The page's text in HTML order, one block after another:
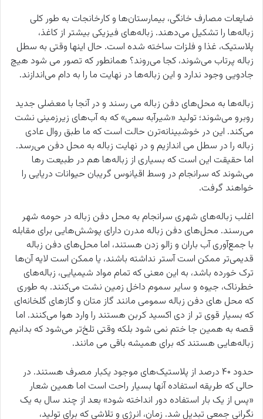
ضایعات مصارف خانگی، بیمارستان‌ها و کارخانجات به طور کلی
زباله‌ها را تشکیل می‌دهند. زباله‌های فیزیکی بیشتر از کاغذ،
پلاستیک، غذا و فلزات ساخته شده است. حال اینها وقتی به سطل
زباله پرتاب می‌شوند، کجا می‌روند؟ همانطور که تصور می شود هیچ
جادویی وجود ندارد و این زباله‌ها در نهایت ما را به دام می‌اندازند.
زباله‌ها به محل‌های دفن زباله می رسند و در آنجا با معضلی جدید
روبرو می‌شوند؛ تولید «شیرآبه سمی» که به آب‌های زیرزمینی نشت
می‌کند. این در خوشبینانه‌ترن حالت است که ما طبق روال عادی
زباله را در سطل می اندازیم و در نهایت زباله به محل دفن می‌رسد.
اما حقیقت این است که بسیاری از زباله‌ها هم در طبیعت رها
می‌شوند که سرانجام در وسط اقیانوس گریبان حیوانات دریایی را
خواهند گرفت.
اغلب زباله‌های شهری سرانجام به محل دفن زباله در حومه شهر
می‌رسند. محل‌های دفن زباله مدرن دارای پوشش‌هایی برای مقابله
با جمع‌آوری آب باران و زالو زدن هستند، اما محل‌های دفن زباله
قدیمی‌تر ممکن است آستر نداشته باشند، یا ممکن است لایه آن‌ها
ترک خورده باشد، به این معنی که تمام مواد شیمیایی، زباله‌های
خطرناک، جیوه و سایر سموم داخل زمین نشت می‌کنند. به طوری
که محل های دفن زباله سمومی مانند گاز متان و گازهای گلخانه‌ای
که بسیار قوی تر از دی اکسید کربن هستند را وارد هوا می‌کنند. اما
قصه به همین جا ختم نمی شود بلکه وقتی تلخ‌تر می‌شود که بدانیم
زباله‌هایی هستند که برای همیشه باقی می مانند.
حدود ۴۰ درصد از پلاستیک‌های موجود یکبار مصرف هستند. در
حالی که طریقه استفاده آنها بسیار راحت است اما همین شعار
«پس از یک بار استفاده دور انداخته شود» بعد از چند سال به یک
نگرانی جمعی تبدیل شد. زمان، انرژی و تلاشی که برای تولید،